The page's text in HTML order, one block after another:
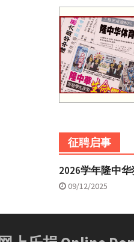
征聘启事
2026学年隆中
09/12/2025